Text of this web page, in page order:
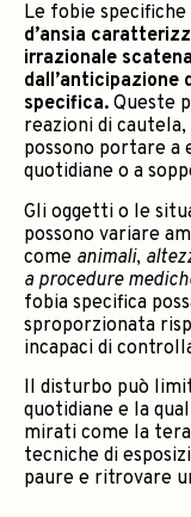
Le fobie
d’ansia
irrazionale
dall’anticipazione
specifica. Queste
reazioni di
possono portare
quotidiane o a
Gli oggetti o le
possono variare
come animali,
a procedure
fobia specifica
sproporzionata
incapaci di
Il disturbo può
quotidiane e la
mirati come la
tecniche di
paure e ritrovare